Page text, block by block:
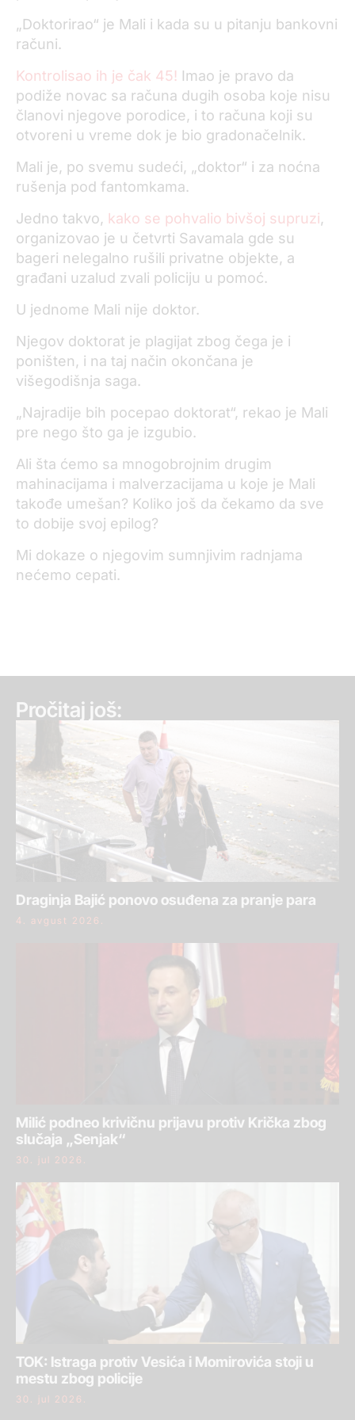
„Doktorirao“ je Mali i kada su u pitanju bankovni
računi.
Kontrolisao ih je čak 45! Imao je pravo da
podiže novac sa računa dugih osoba koje nisu
članovi njegove porodice, i to računa koji su
otvoreni u vreme dok je bio gradonačelnik.
Mali je, po svemu sudeći, „doktor“ i za noćna
rušenja pod fantomkama.
Jedno takvo, kako se pohvalio bivšoj supruzi,
organizovao je u četvrti Savamala gde su
bageri nelegalno rušili privatne objekte, a
građani uzalud zvali policiju u pomoć.
U jednome Mali nije doktor.
Njegov doktorat je plagijat zbog čega je i
poništen, i na taj način okončana je
višegodišnja saga.
„Najradije bih pocepao doktorat“, rekao je Mali
pre nego što ga je izgubio.
Ali šta ćemo sa mnogobrojnim drugim
mahinacijama i malverzacijama u koje je Mali
takođe umešan? Koliko još da čekamo da sve
to dobije svoj epilog?
Mi dokaze o njegovim sumnjivim radnjama
nećemo cepati.
Pročitaj još:
Draginja Bajić ponovo osuđena za pranje para
4. avgust 2026.
Milić podneo krivičnu prijavu protiv Krička zbog
slučaja „Senjak“
30. jul 2026.
TOK: Istraga protiv Vesića i Momirovića stoji u
mestu zbog policije
30. jul 2026.